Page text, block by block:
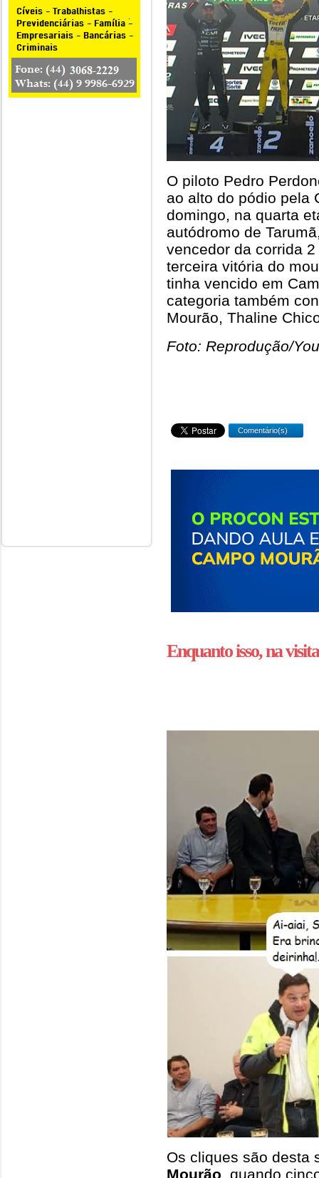
O piloto Pedro
ao alto do pódio pela
domingo, na quarta
autódromo de
vencedor da corrida
terceira vitória do
tinha vencido em
categoria também
Mourão, Thaline
Foto: Reprodução/
Comentário(s)
Enquanto isso, na
Os cliques são desta
Mourão , quando